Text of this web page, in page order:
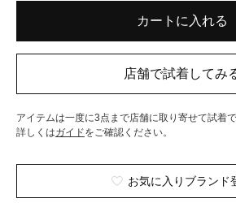
アイテムは一度に3点まで店舗に取り寄せて試着で
詳しくはガイドをご確認ください。
お気に入りブランド